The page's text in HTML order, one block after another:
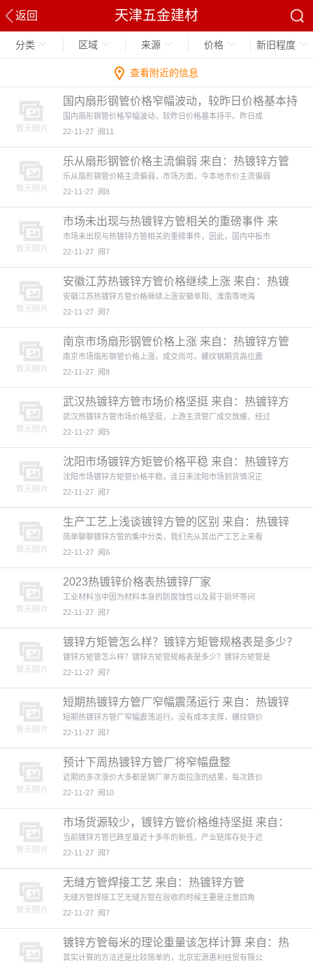
返回 天津五金建材
分类 区域 来源 价格 新旧程度
查看附近的信息
国内扇形钢管价格窄幅波动，较昨日价格基本持
平 来自：热镀锌方
国内扇形钢管价格窄幅波动，较昨日价格基本持平。昨日成
22-11-27 阅11
乐从扇形钢管价格主流偏弱 来自：热镀锌方管
(http://w
乐从扇形钢管价格主流偏弱，市场方面，今本地市价主流偏弱
22-11-27 阅8
市场未出现与热镀锌方管相关的重磅事件 来
自：热镀锌方管(ht
市场未出现与热镀锌方管相关的重磅事件，因此，国内中板市
22-11-27 阅7
安徽江苏热镀锌方管价格继续上涨 来自：热镀
锌方管(http:
安徽江苏热镀锌方管价格继续上涨安徽阜阳、淮南等地海
22-11-27 阅7
南京市场扇形钢管价格上涨 来自：热镀锌方管
(http://w
南京市场扇形钢管价格上涨，成交尚可。螺纹钢期货高位震
22-11-27 阅8
武汉热镀锌方管市场价格坚挺 来自：热镀锌方
管(http://
武汉热镀锌方管市场价格坚挺，上游主流管厂成交放缓，经过
22-11-27 阅5
沈阳市场镀锌方矩管价格平稳 来自：热镀锌方
管(http://
沈阳市场镀锌方矩管价格平稳，连日来沈阳市场到货情况正
22-11-27 阅7
生产工艺上浅谈镀锌方管的区别 来自：热镀锌
方管(http:/
简单聊聊镀锌方管的集中分类，我们先从其出产工艺上来看
22-11-27 阅6
2023热镀锌价格表热镀锌厂家
工业材料当中因为材料本身的防腐蚀性以及易于损坏等问
22-11-27 阅7
镀锌方矩管怎么样？镀锌方矩管规格表是多少？
来自：热镀锌方管
镀锌方矩管怎么样？镀锌方矩管规格表是多少？镀锌方矩管是
22-11-27 阅7
短期热镀锌方管厂窄幅震荡运行 来自：热镀锌
方管(http:/
短期热镀锌方管厂窄幅震荡运行。没有成本支撑，螺纹钢价
22-11-27 阅7
预计下周热镀锌方管厂将窄幅盘整
近期的多次涨价大多都是钢厂单方面拉涨的结果，每次跌价
22-11-27 阅10
市场货源较少，镀锌方管价格维持坚挺 来自：
热镀锌方管(htt
当前镀锌方管已跌至最近十多年的新低，产业链库存处于近
22-11-27 阅7
无缝方管焊接工艺 来自：热镀锌方管
(http://www.
无缝方管焊接工艺无缝方管在验收的时候主要是注意四角
22-11-27 阅7
镀锌方管每米的理论重量该怎样计算 来自：热
镀锌方管(http
其实计算的方法还是比较简单的，北京宏源惠利经贸有限公